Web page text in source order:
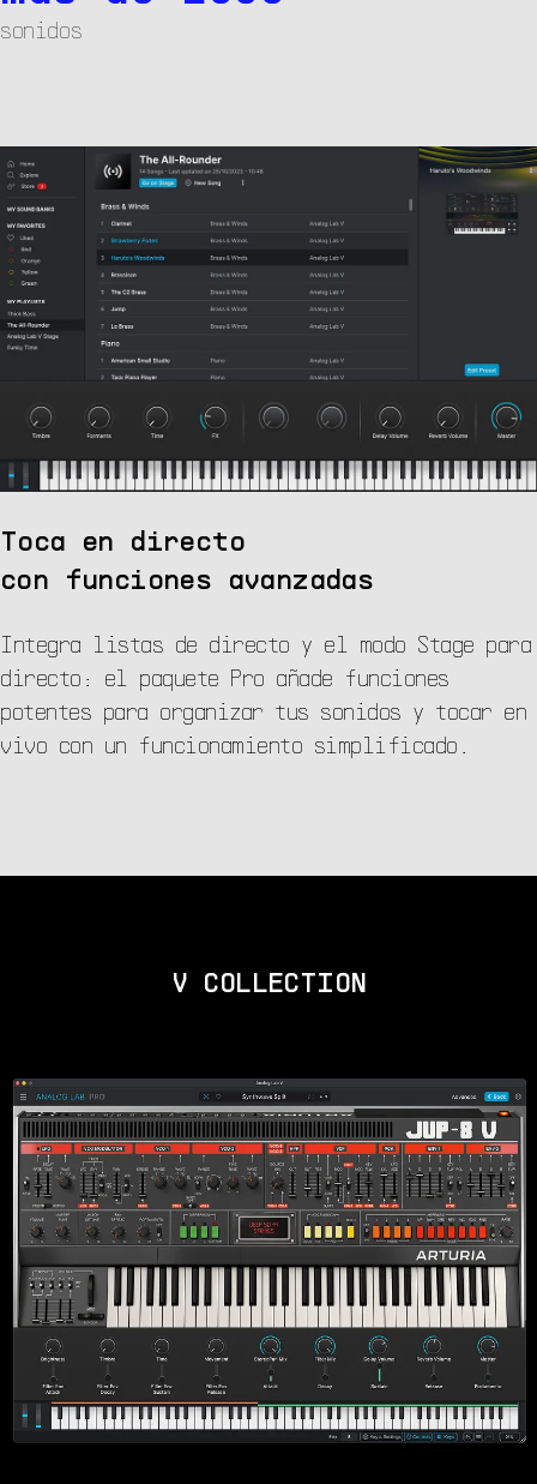
sonidos
Toca en directo
con funciones avanzadas
Integra listas de directo y el modo Stage para
directo: el paquete Pro añade funciones
potentes para organizar tus sonidos y tocar en
vivo con un funcionamiento simplificado.
V COLLECTION